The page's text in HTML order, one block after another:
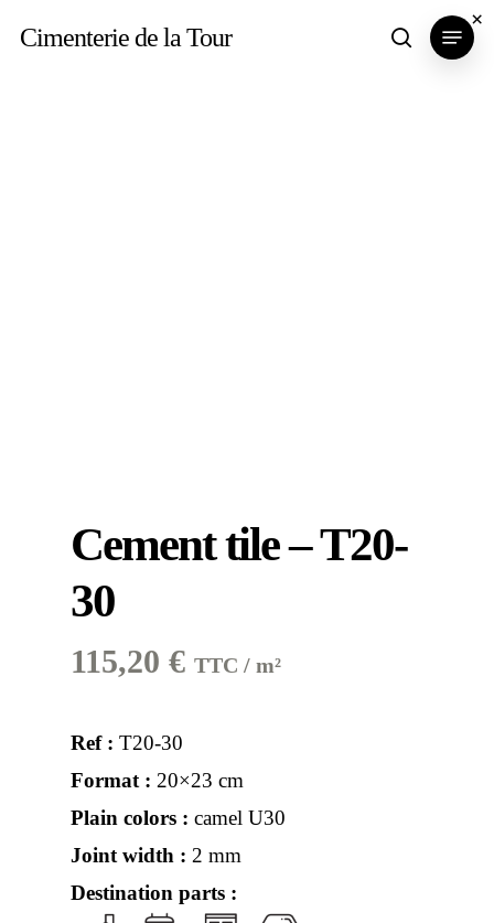
Cimenterie de la Tour search
Menu
Cement tile – T20-
30
115,20 € TTC / m²
Ref : T20-30
Format : 20×23 cm
Plain colors : camel U30
Joint width : 2 mm
Destination parts :
×